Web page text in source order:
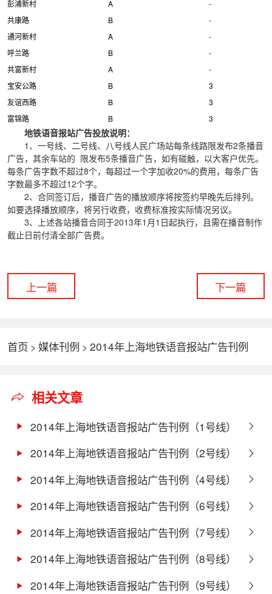
彭浦新村
A
-
共康路
B
-
通河新村
A
-
呼兰路
B
-
共富新村
A
-
宝安公路
B
3
友谊西路
B
3
富锦路
B 3
地铁语音报站广告投放说明：
1、一号线、二号线、八号线人民广场站每条线路限发布2条播音
广告，其余车站的 限发布5条播音广告，如有碰触，以大客户优先。
每条广告字数不超过8个，每超过一个字加收20%的费用，每条广告
字数最多不超过12个字。
2、合同签订后，播音广告的播放顺序将按签约早晚先后排列。
如要选择播放顺序，将另行收费，收费标准按实际情况另议。
3、上述各站播音合同于2013年1月1日起执行，且需在播音制作
截止日前付清全部广告费。
上一篇 下一篇
首页 > 媒体刊例 >2014年上海地铁语音报站广告刊例
相关文章
2014年上海地铁语音报站广告刊例（1号线）
2014年上海地铁语音报站广告刊例（2号线）
2014年上海地铁语音报站广告刊例（4号线）
2014年上海地铁语音报站广告刊例（6号线）
2014年上海地铁语音报站广告刊例（7号线）
2014年上海地铁语音报站广告刊例（8号线）
2014年上海地铁语音报站广告刊例（9号线）